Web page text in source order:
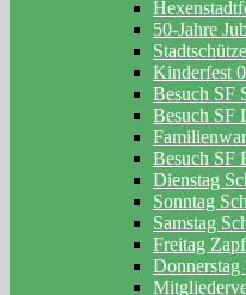
50-Jahre
Kinderfest
Besuch SF
Besuch SF
Besuch SF
Dienstag
Sonntag
Samstag
Freitag
Donnerstag